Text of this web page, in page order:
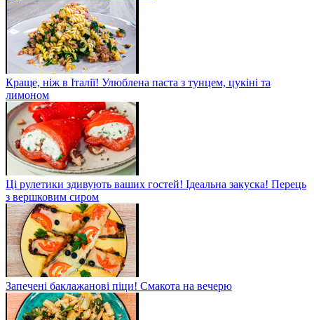
Краще, ніж в Італії! Улюблена паста з тунцем, цукіні та
лимоном
Ці рулетики здивують ваших гостей! Ідеальна закуска! Перець
з вершковим сиром
Запечені баклажанові піци! Смакота на вечерю